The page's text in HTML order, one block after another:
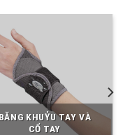
BĂNG KHUỶU TAY VÀ
CỔ TAY